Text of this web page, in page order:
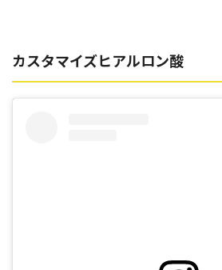
カスタマイズヒアルロン酸